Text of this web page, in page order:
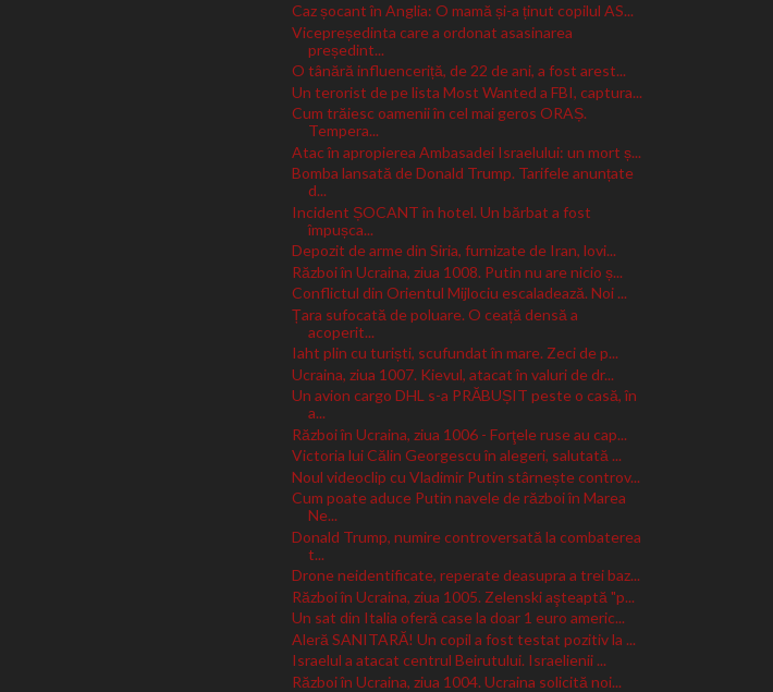
Caz șocant în Anglia: O mamă și-a ținut copilul AS...
Vicepreședinta care a ordonat asasinarea
președint...
O tânără influenceriță, de 22 de ani, a fost arest...
Un terorist de pe lista Most Wanted a FBI, captura...
Cum trăiesc oamenii în cel mai geros ORAȘ.
Tempera...
Atac în apropierea Ambasadei Israelului: un mort ș...
Bomba lansată de Donald Trump. Tarifele anunțate
d...
Incident ȘOCANT în hotel. Un bărbat a fost
împușca...
Depozit de arme din Siria, furnizate de Iran, lovi...
Război în Ucraina, ziua 1008. Putin nu are nicio ș...
Conflictul din Orientul Mijlociu escaladează. Noi ...
Țara sufocată de poluare. O ceață densă a
acoperit...
Iaht plin cu turiști, scufundat în mare. Zeci de p...
Ucraina, ziua 1007. Kievul, atacat în valuri de dr...
Un avion cargo DHL s-a PRĂBUȘIT peste o casă, în
a...
Război în Ucraina, ziua 1006 - Forţele ruse au cap...
Victoria lui Călin Georgescu în alegeri, salutată ...
Noul videoclip cu Vladimir Putin stârnește controv...
Cum poate aduce Putin navele de război în Marea
Ne...
Donald Trump, numire controversată la combaterea
t...
Drone neidentificate, reperate deasupra a trei baz...
Război în Ucraina, ziua 1005. Zelenski aşteaptă "p...
Un sat din Italia oferă case la doar 1 euro americ...
Aleră SANITARĂ! Un copil a fost testat pozitiv la ...
Israelul a atacat centrul Beirutului. Israelienii ...
Război în Ucraina, ziua 1004. Ucraina solicită noi...